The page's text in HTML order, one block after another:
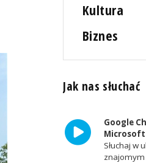
Kultura
Biznes
Jak nas słuchać
Google
Microsoft
Słuchaj w
znajomym